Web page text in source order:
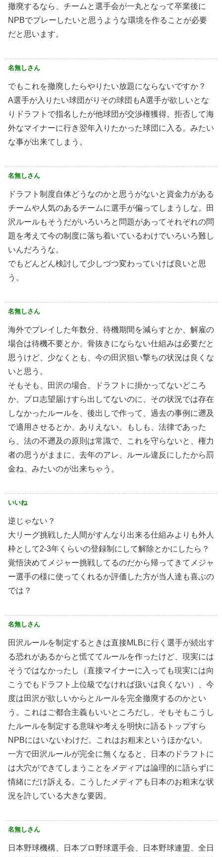
撤廃するなら、チームと選手会が一丸となって卒業後に
NPBでプレーしたいと思うような環境を作ることが必要
だと思います。
名無しさん
でもこれを撤廃したらやりたい放題にならないですか？
A選手が入りたい球団がりその球団もA選手が欲しいとな
りドラフトで指名したが他球団が交渉権獲得。拒否して海
外なマイナーに行き翌年入りたかった球団に入る。みたい
な事が出来てしまう。
名無しさん
ドラフト制度自体どうなのかと思うがないと資金力がある
チームや人気のあるチームに選手が偏ってしまうしな。田
沢ルールもそうだがいろいろと問題があってそれぞれの問
題を考えて今の制度に落ち着いているわけでいろいろ難し
いんだろうな。
でもどんどん検討して少しづつ変わっていけば良いと思
う。
名無しさん
海外でプレイした年数分、待機期間を減らすとか、解雇の
場合は待機不要とか、骨抜きにならない仕組みは必要だと
思うけど、少なくとも、今の田沢狙い撃ちの状況は良くな
いと思う。
そもそも、田沢の場合、ドラフトに掛かってないどころ
か、プロ志望届けすら出してないのに、その状況では存在
しなかったルールを、後出しで作って、過去の事例に遡及
で適用させるとか、ありえない。もしも、法律であった
ら、法の不遡及の原則は常識で、これを守らないと、権力
者の思うがままに、去年のアレ、ルール違反にしたから罰
金ね、みたいのが出来ちゃう。
いいね
逆じゃない？
大リーグ挑戦した人間がすんなり出来る仕組みよりも外人
枠として2-3年くらいの登録制にして解除とかにしたら？
覚悟決めてメジャー挑戦してるのだから帰ってきてメジャ
ー選手の様に使ってくれるか評価した方が当人達も喜ぶの
では？
名無しさん
田沢ルールを制定するときは直接MLBに行く選手が続出す
る恐れがあるからと慌ててルールを作ったけど、現実には
そうではなかったし（直接マイナーに入っても現実には向
こうでもドラフト上位級でなければ扱いは良くない）、今
度は田沢が欲しいからとルールを完全撤廃するのかとい
う。これはご都合主義もいいところだし、そもそもこうし
たルールを制定する意味や考えを明快に語るトップすら
NPBにはいないわけだ。これはお粗末というほかない。
一方で田沢ルールが完全に無くなると、日本のドラフトに
は大穴ができてしまうことをメディアは論理的に語らずに
情緒にだけ訴える。こうしたメディアも日本のお粗末な状
況を許している大きな要因。
名無しさん
日本野球機構、日本プロ野球選手会、日本野球連盟、全日